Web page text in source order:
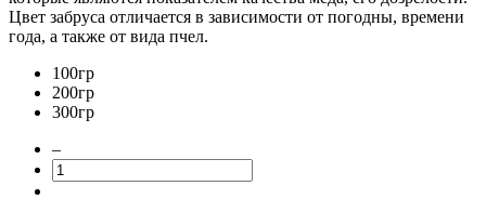
Цвет забруса отличается в зависимости от погодны, времени
года, а также от вида пчел.
100гр
200гр
300гр
–